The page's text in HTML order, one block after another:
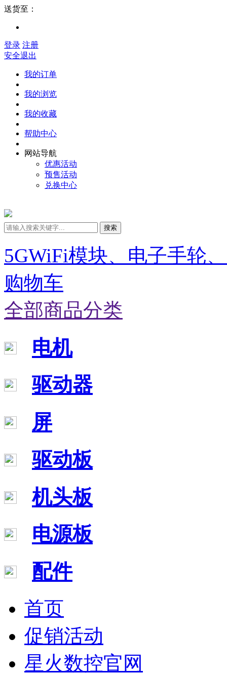
送货至：
登录 注册
安全退出
我的订单
我的浏览
我的收藏
帮助中心
网站导航
优惠活动
预售活动
兑换中心
搜索
5GWiFi模块、电子手轮
购物车
全部商品分类
电机
驱动器
屏
驱动板
机头板
电源板
配件
首页
促销活动
星火数控官网